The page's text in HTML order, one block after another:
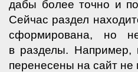
дабы более точно и
Сейчас раздел
сформирована, но
в разделы. Например,
перенесены на сайт не